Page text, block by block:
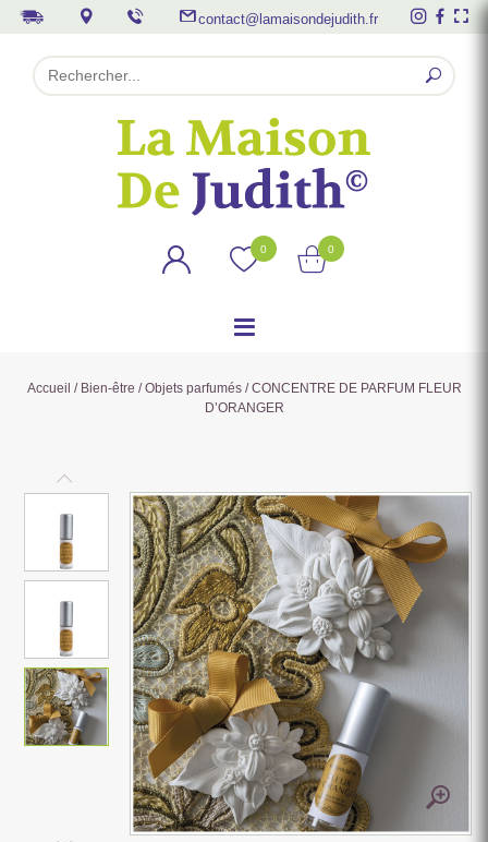
contact@lamaisondejudith.fr
0 0
Accueil / Bien-être /Objets parfumés/ CONCENTRE DE PARFUM FLEUR
D’ORANGER